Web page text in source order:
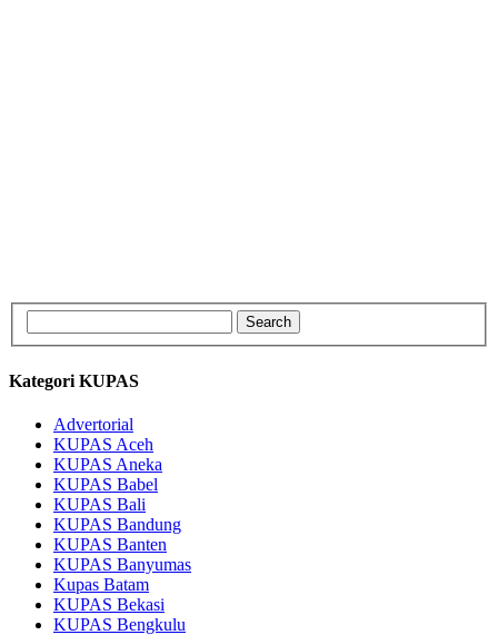
Kategori KUPAS
Advertorial
KUPAS Aceh
KUPAS Aneka
KUPAS Babel
KUPAS Bali
KUPAS Bandung
KUPAS Banten
KUPAS Banyumas
Kupas Batam
KUPAS Bekasi
KUPAS Bengkulu